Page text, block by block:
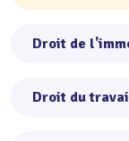
Droit de
Droit du